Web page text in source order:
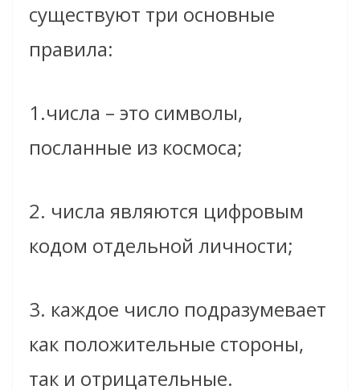
существуют три основные
правила:
1.числа – это символы,
посланные из космоса;
2. числа являются цифровым
кодом отдельной личности;
3. каждое число подразумевает
как положительные стороны,
так и отрицательные.